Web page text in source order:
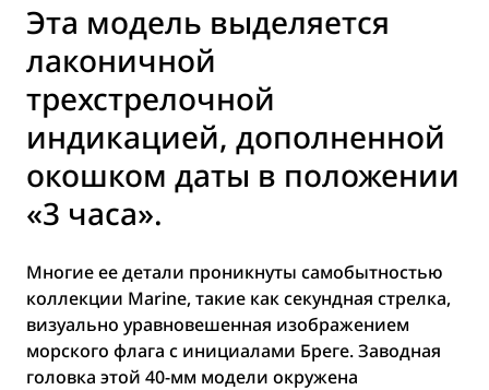
Эта модель выделяется
лаконичной
трехстрелочной
индикацией, дополненной
окошком даты в положении
«3 часа».
Многие ее детали проникнуты самобытностью
коллекции Marine, такие как секундная стрелка,
визуально уравновешенная изображением
морского флага с инициалами Бреге. Заводная
головка этой 40-мм модели окружена